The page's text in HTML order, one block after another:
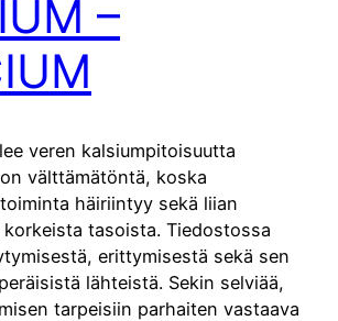
–
veren kalsiumpitoisuutta
välttämätöntä, koska
häiriintyy sekä liian
tasoista. Tiedostossa
erittymisestä sekä sen
lähteistä. Sekin selviää,
tarpeisiin parhaiten vastaava